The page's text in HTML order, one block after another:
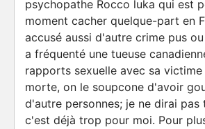
psychopathe Rocco luka qui est
moment cacher quelque-part en
accusé aussi d'autre crime pus
a fréquenté une tueuse
rapports sexuelle avec sa
morte, on le soupcone d'avoir
d'autre personnes; je ne dirai pas
c'est déjà trop pour moi. Pour